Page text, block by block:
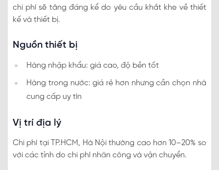
chi phí sẽ tăng đáng kể do yêu cầu khắt khe về thiết
kế và thiết bị.
Nguồn thiết bị
Hàng nhập khẩu: giá cao, độ bền tốt
Hàng trong nước: giá rẻ hơn nhưng cần chọn nhà
cung cấp uy tín
Vị trí địa lý
Chi phí tại TP.HCM, Hà Nội thường cao hơn 10–20% so
với các tỉnh do chi phí nhân công và vận chuyển.